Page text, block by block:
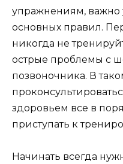
упражнениям, важно
основных правил.
никогда не
острые проблемы с
позвоночника. В
здоровьем все в
приступать к
Начинать всегда